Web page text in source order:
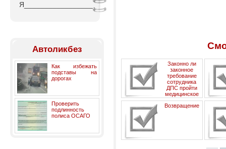
Я_________________
Автоликбез
Как избежать
подставы на
дорогах
Проверить
подлинность
полиса ОСАГО
Законно ли
законное
требование
сотрудника
ДПС пройти
медицинское
освидетельствование на
состояние опьянения лица,
управляющего ТС?
Возвращение